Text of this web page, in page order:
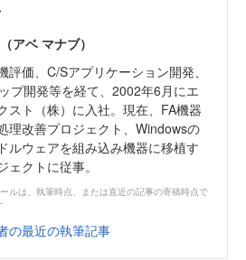
アベ マナブ）
評価、C/Sアプリケーション開発、
プ開発等を経て、2002年6月にエ
スト（株）に入社。現在、FA機器
理改善プロジェクト、Windowsの
ルウェアを組み込み機器に移植す
ェクトに従事。
ルは、執筆時点、または直近の記事の寄稿時点で
の最近の執筆記事